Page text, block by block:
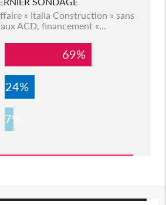
« Italia Construction » sans
ACD, financement «...
69%
24%
7%